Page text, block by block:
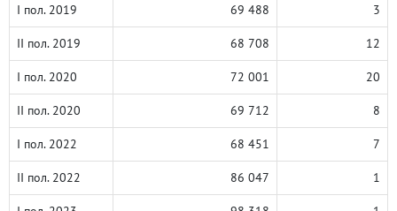
I пол. 2019 69 488 3
II пол. 2019 68 708 12
I пол. 2020 72 001 20
II пол. 2020 69 712 8
I пол. 2022 68 451 7
II пол. 2022 86 047 1